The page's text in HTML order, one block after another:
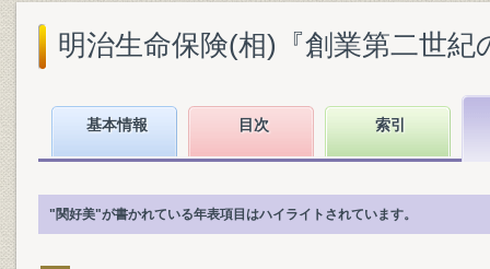
明治生命保険(相)『創業第二世紀
基本情報 目次 索引
"関好美"が書かれている年表項目はハイライトされています。